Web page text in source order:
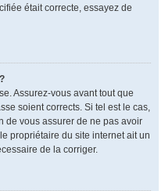
était correcte, essayez de
Assurez-vous avant tout que
soient corrects. Si tel est le cas,
de vous assurer de ne pas avoir
propriétaire du site internet ait un
de la corriger.